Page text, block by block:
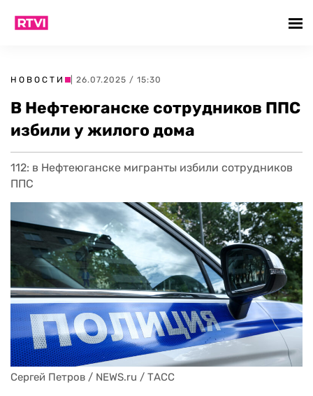
НОВОСТИ | 26.07.2025 / 15:30
В Нефтеюганске сотрудников ППС
избили у жилого дома
112: в Нефтеюганске мигранты избили сотрудников
ППС
Сергей Петров / NEWS.ru / ТАСС